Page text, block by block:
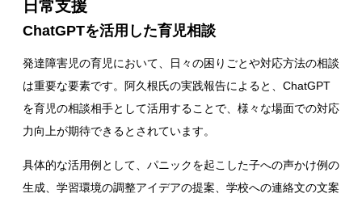
日常支援
ChatGPTを活用した育児相談
発達障害児の育児において、日々の困りごとや対応方法の相談
は重要な要素です。阿久根氏の実践報告によると、ChatGPT
を育児の相談相手として活用することで、様々な場面での対応
力向上が期待できるとされています。
具体的な活用例として、パニックを起こした子への声かけ例の
生成、学習環境の調整アイデアの提案、学校への連絡文の文案